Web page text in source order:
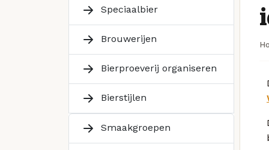
Speciaalbier
Brouwerijen
Bierproeverij organiseren
Bierstijlen
Smaakgroepen